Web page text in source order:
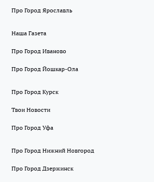
Про Город Ярославль
Наша Газета
Про Город Иваново
Про Город Йошкар-Ола
Про Город Курск
Твои Новости
Про Город Уфа
Про Город Нижний Новгород
Про Город Дзержинск